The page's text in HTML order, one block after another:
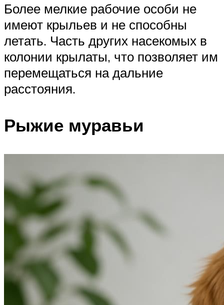
Более мелкие рабочие особи не
имеют крыльев и не способны
летать. Часть других насекомых в
колонии крылаты, что позволяет им
перемещаться на дальние
расстояния.
Рыжие муравьи